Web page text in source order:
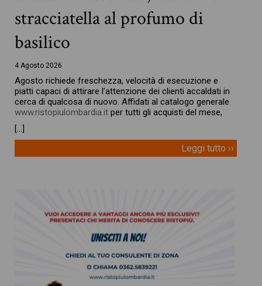
stracciatella al profumo di
basilico
4 Agosto 2026
Agosto richiede freschezza, velocità di esecuzione e
piatti capaci di attirare l’attenzione dei clienti accaldati in
cerca di qualcosa di nuovo. Affidati al catalogo generale
www.ristopiulombardia.it per tutti gli acquisti del mese,
[…]
Leggi tutto ››